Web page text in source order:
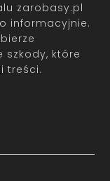
zarobasy.pl
informacyjnie.
szkody, które
treści.